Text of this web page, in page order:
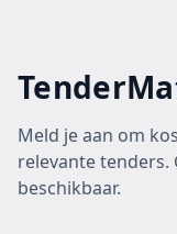
Meld je aan om
relevante tenders.
beschikbaar.